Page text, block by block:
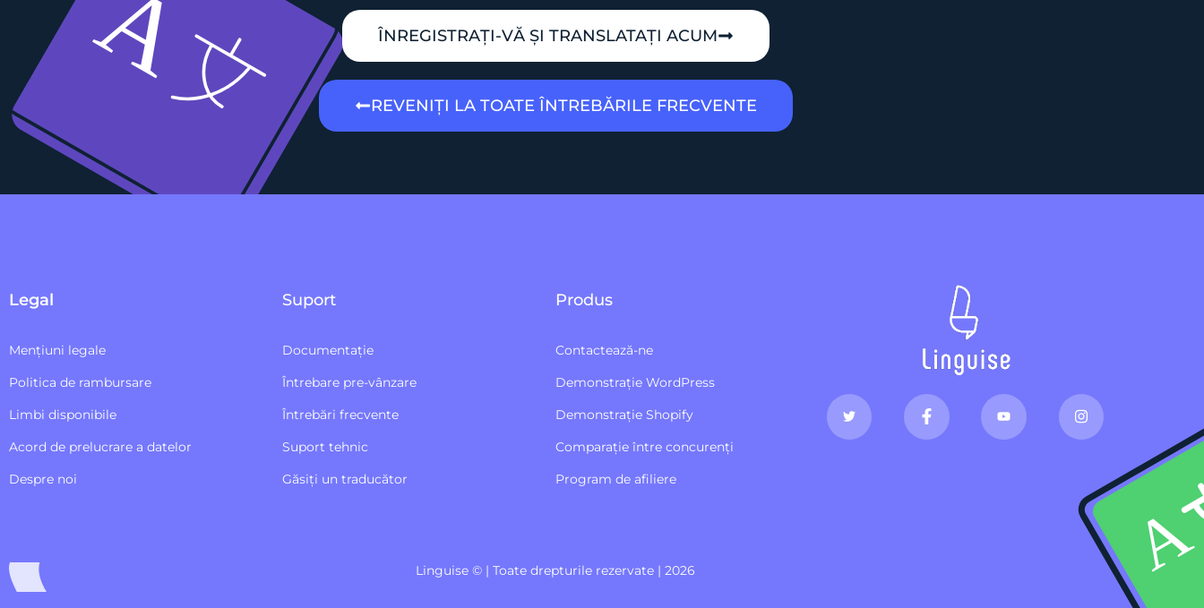
ÎNREGISTRAȚI-VĂ ȘI TRANSLATAȚI ACUM
REVENIȚI LA TOATE ÎNTREBĂRILE FRECVENTE
Legal
Mențiuni legale
Politica de rambursare
Limbi disponibile
Acord de prelucrare a datelor
Despre noi
Suport
Documentație
Întrebare pre-vânzare
Întrebări frecvente
Suport tehnic
Găsiți un traducător
Produs
Contactează-ne
Demonstrație WordPress
Demonstrație Shopify
Comparație între concurenți
Program de afiliere
Linguise © | Toate drepturile rezervate | 2026